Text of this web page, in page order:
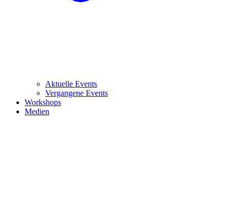
Aktuelle Events
Vergangene Events
Workshops
Medien